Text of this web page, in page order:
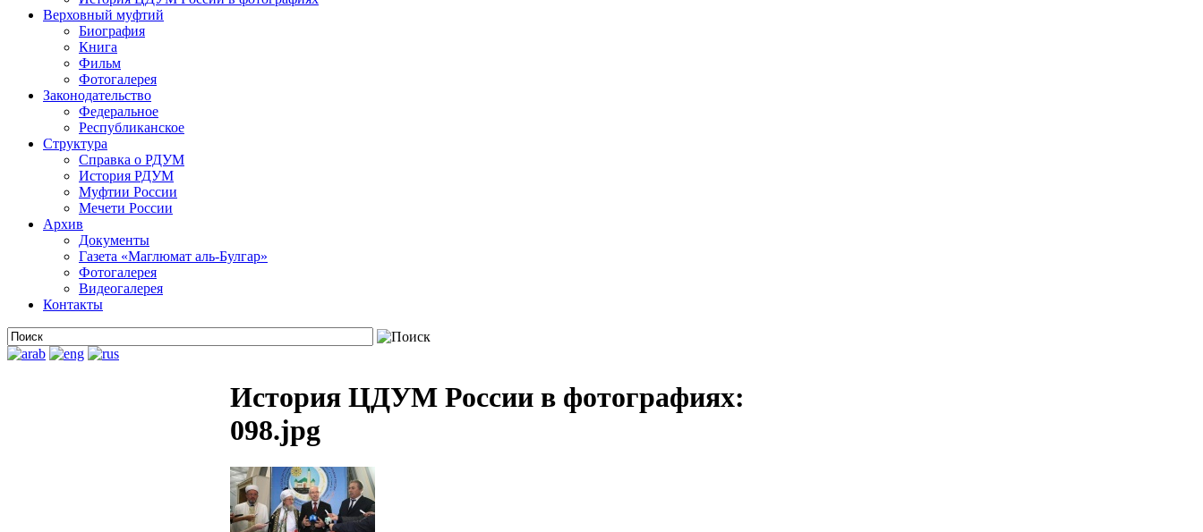
Верховный муфтий
Биография
Книга
Фильм
Фотогалерея
Законодательство
Федеральное
Республиканское
Структура
Справка о РДУМ
История РДУМ
Муфтии России
Мечети России
Архив
Документы
Газета «Маглюмат аль-Булгар»
Фотогалерея
Видеогалерея
Контакты
История ЦДУМ России в фотографиях:
098.jpg